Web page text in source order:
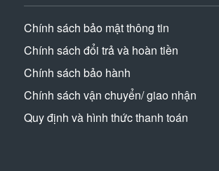
Chính sách bảo mật thông tin
Chính sách đổi trả và hoàn tiền
Chính sách bảo hành
Chính sách vận chuyển/ giao nhận
Quy định và hình thức thanh toán